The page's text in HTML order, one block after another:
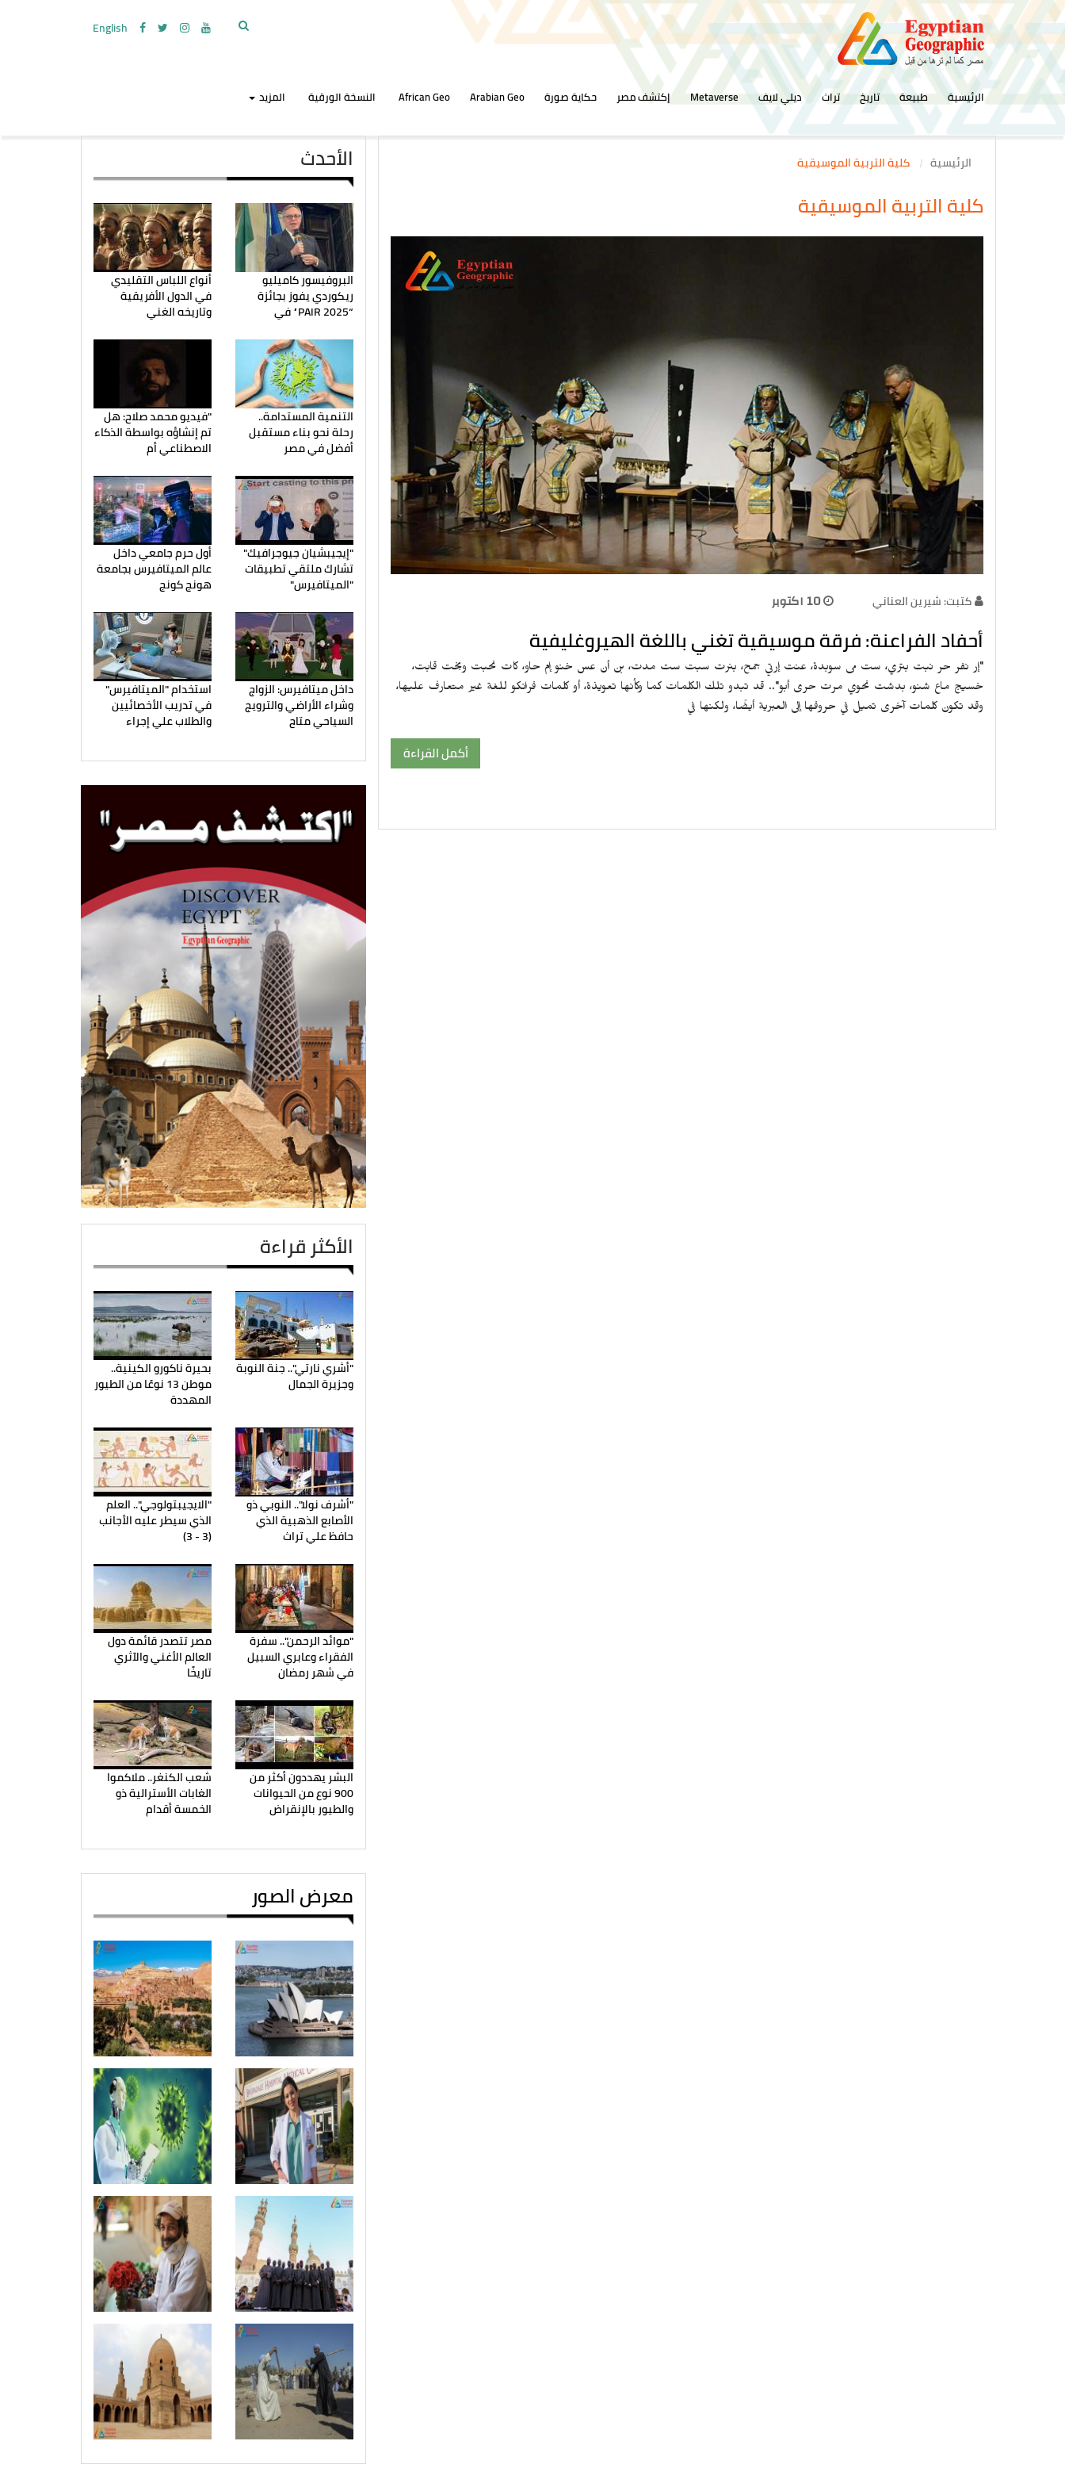
English
الرئيسية طبيعة تاريخ تراث ديلي لايف Metaverse إكتشف مصر حكاية صورة Arabian Geo
African Geo النسخة الورقية المزيد
الرئيسية كلية التربية الموسيقية
كلية التربية الموسيقية
كتبت: شيرين العناني 10 اكتوبر
أحفاد الفراعنة: فرقة موسيقية تغني باللغة الهيروغليفية
"إر نفر حر نبت بتري، ست مى سوبدة، عنت إرتي جمح، بنرت سبت ست مدت، بن أن عس خنو إم حاو، كات نحبت وبخت قابت،
خسيج ماع شنو، بدشت نحوي مرت حرى أبو".. قد تبدو تلك الكلمات كما وكأنها تعويذة، أو كلمات فرانكو للغة غير متعارف عليها،
وقد تكون كلمات آخرى تميل في حروفها إلى العبرية أيضًا، ولكنها في
أكمل القراءة
الأحدث
البروفيسور كاميليو
ريكوردي يفوز بجائزة
“PAIR 2025” في
أنواع اللباس التقليدي
في الدول الأفريقية
وتاريخه الغني
التنمية المستدامة..
رحلة نحو بناء مستقبل
أفضل في مصر
"فيديو محمد صلاح: هل
تم إنشاؤه بواسطة الذكاء
الاصطناعي أم
"إيجيبشيان جيوجرافيك"
تشارك ملتقي تطبيقات
"الميتافيرس"
أول حرم جامعي داخل
عالم الميتافيرس بجامعة
هونج كونج
داخل ميتافيرس: الزواج
وشراء الأراضي والترويج
السياحي متاح
استخدام "الميتافيرس"
في تدريب الأخصائيين
والطلاب علي إجراء
الأكثر قراءة
"أشري نارتي".. جنة النوبة
وجزيرة الجمال
بحيرة ناكورو الكينية..
موطن 13 نوعًا من الطيور
المهددة
"أشرف نولا".. النوبي ذو
الأصابع الذهبية الذي
حافظ علي تراث
"الايجيبتولوجي".. العلم
الذي سيطر عليه الأجانب
(3 - 3)
"موائد الرحمن".. سفرة
الفقراء وعابري السبيل
في شهر رمضان
مصر تتصدر قائمة دول
العالم الأغني والآثري
تاريخًا
البشر يهددون أكثر من
900 نوع من الحيوانات
والطيور بالإنقراض
شعب الكنغر.. ملاكموا
الغابات الأسترالية ذو
الخمسة أقدام
معرض الصور